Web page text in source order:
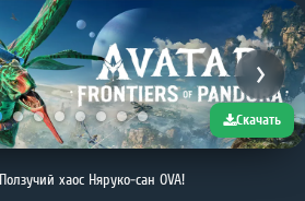
Скачать
Ползучий хаос Няруко-сан OVA!